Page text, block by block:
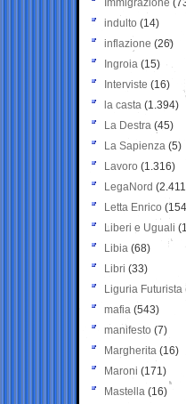
Immigrazione
indulto (14)
inflazione (26)
Ingroia (15)
Interviste (16)
la casta (1.394)
La Destra (45)
La Sapienza (5)
Lavoro (1.316)
LegaNord
Letta Enrico
Liberi e Uguali
Libia (68)
Libri (33)
Liguria Futurista
mafia (543)
manifesto (7)
Margherita (16)
Maroni (171)
Mastella (16)